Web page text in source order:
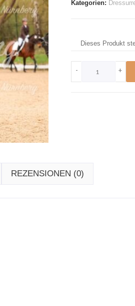
Kategorien:
Dieses Produkt
- +
REZENSIONEN (0)